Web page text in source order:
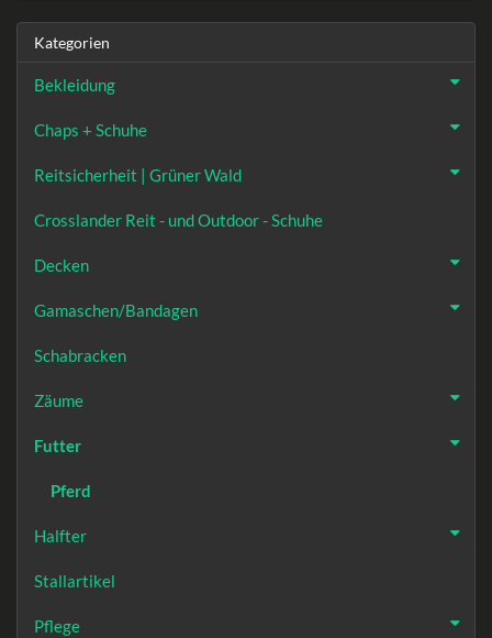
Kategorien
Bekleidung
Chaps + Schuhe
Reitsicherheit | Grüner Wald
Crosslander Reit - und Outdoor - Schuhe
Decken
Gamaschen/Bandagen
Schabracken
Zäume
Futter
Pferd
Halfter
Stallartikel
Pflege